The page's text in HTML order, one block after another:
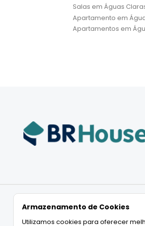
Salas em Águas
Apartamento em
Apartamentos em
Imóveis
Residenciais
Imóveis
Armazenamento de Cookies
Utilizamos cookies para oferecer